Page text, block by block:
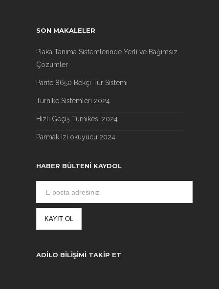
SON MAKALELER
Plaka Tanıma Sistemlerinde Yerli ve Bağımsız
Çözümler
Parite 8650 Bekçi Tur Sistemi
Turnike Sistemleri 2024
Hızlı Geçiş Turnikesi 2024
Parmak izi okuyucu 2024
HABER BÜLTENI KAYDOL
ADILO BILIŞIMI TAKIP ET